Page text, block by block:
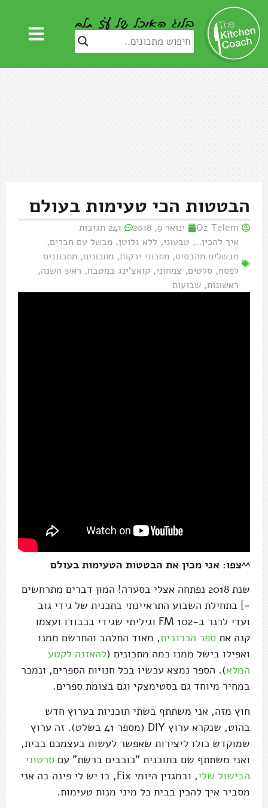
הבטטות הכי טעימות בעולם
Oz Telem ינואר 9, 2018
241 תגובות
איך להכין.., טבעוני, ללא גלוטן, מבשל עם חברים,
מבשלים מהבסיס, מתכוני ירקות, מתכונים, מתכוננים
לפסח, סלטים, צמחוני, קואצ'ינג במטבח, ראש השנה,
ראשונות, שבועות
^^צפו: אני מכין את הבטטות הטעימות בעולם
שנת 2018 נפתחה אצלי בסערה! המון דברים מתרחשים
=] בתחילת השבוע התראיינתי בתכנית של גידי גוב
ועדי לרנר ב-102 FM וגיליתי שגידי בכבודו ועצמו
קנה את ספר הכרובית, מאוד התלהב והתרשם ממנו
ואפילו בישל ממנו כמה מתכונים (להאזנה לקטע
המלא). הספר נמצא עכשיו בכל חנויות הספרים, ונמכר
במחיר מיוחד גם בסטימצקי וגם בצומת ספרים.
חוץ מזה, אני משתתף בשתי תוכניות בערוץ חדש
בהוט, שנקרא ערוץ DIY (מספר 41 בשלט). זה ערוץ
שמוקדש כולו ליצירות שאפשר לעשות בעצמכם בבית,
ואני משתתף שם בתוכנית "כוכבים ברשת" עם סרטוני
הבישול שלי
, ובמגזין היומי Fix, בו יש לי פינה בה אני
מסביר איך להכין בבית כל מיני מנות טעימות.